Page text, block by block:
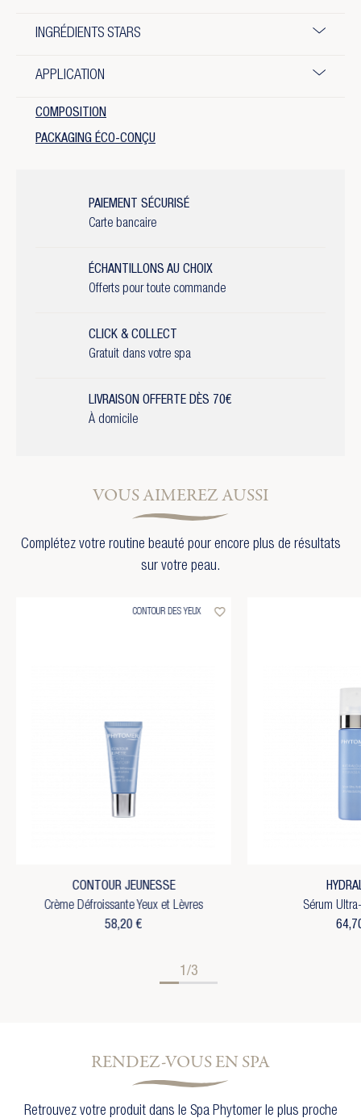
INGRÉDIENTS STARS
APPLICATION
COMPOSITION
PACKAGING ÉCO-CONÇU
PAIEMENT SÉCURISÉ
Carte bancaire
ÉCHANTILLONS AU CHOIX
Offerts pour toute commande
CLICK & COLLECT
Gratuit dans votre spa
LIVRAISON OFFERTE DÈS 70€
À domicile
VOUS AIMEREZ AUSSI
Complétez votre routine beauté pour encore plus de résultats
sur votre peau.
CONTOUR DES YEUX favorite_border
CONTOUR JEUNESSE
Crème Défroissante Yeux et Lèvres
58,20 €
Sérum
1/3
RENDEZ-VOUS EN SPA
Retrouvez votre produit dans le Spa Phytomer le plus proche